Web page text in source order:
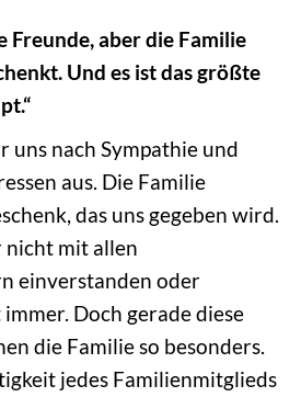
Freunde, aber die Familie
Und es ist das größte
uns nach Sympathie und
aus. Die Familie
das uns gegeben wird.
nicht mit allen
einverstanden oder
Doch gerade diese
die Familie so besonders.
jedes Familienmitglieds